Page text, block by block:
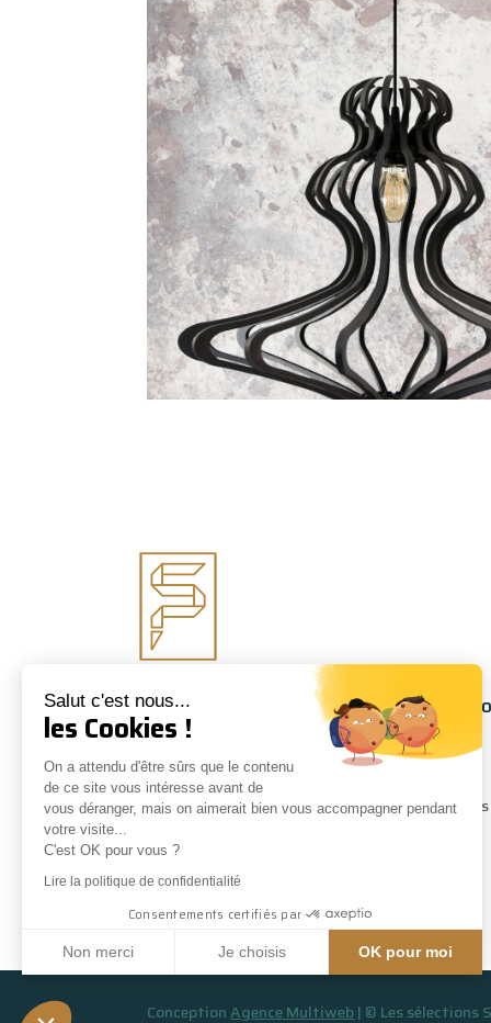
Salut c'est nous...
les Cookies !
On a attendu d'être sûrs que le contenu
de ce site vous intéresse avant de
vous déranger, mais on aimerait bien vous accompagner pendant
votre visite...
C'est OK pour vous ?
Lire la politique de confidentialité
Consentements certifiés par
Non merci Je choisis
OK pour moi
Suivez-nous
À propos
Nos marques
ConceptionAgence Multiweb| © Les sélections